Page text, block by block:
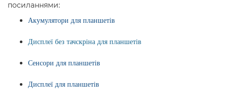
посиланнями:
Акумулятори для планшетів
Дисплеї без тачскріна для планшетів
Сенсори для планшетів
Дисплеї для планшетів